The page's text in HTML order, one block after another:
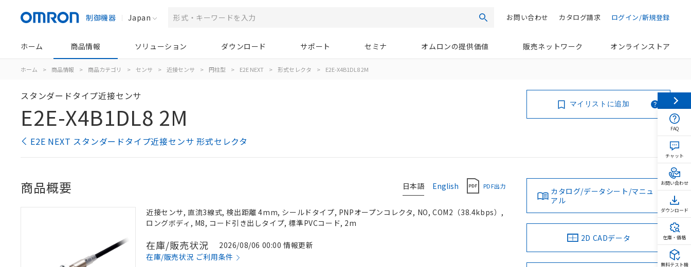
制御機器 Japan 検索 ログイン/新規登録
カタログ請求
お問い合わせ
ホーム 商品情報 ソリューション ダウンロード サポート セミナ オムロンの提供価値 販売ネットワーク オンラインストア
ホーム > 商品情報 > 商品カテゴリ > センサ > 近接センサ > 円柱型 > E2E NEXT > 形式セレクタ > E2E-X4B1DL8 2M
スタンダードタイプ近接センサ
E2E-X4B1DL8 2M
E2E NEXT スタンダードタイプ近接センサ 形式セレクタ
マイリストに追加
日本語 English PDF出力
商品概要
近接センサ, 直流3線式, 検出距離 4mm, シールドタイプ, PNPオープンコレクタ, NO, COM2（38.4kbps）,
ロングボディ, M8, コード引き出しタイプ, 標準PVCコード, 2m
在庫/販売状況
2026/08/06 00:00 情報更新
在庫/販売状況 ご利用条件
カタログ/データシート/マニュ
アル
2D CADデータ
FAQ
チャット
お問い合わせ
ダウンロード
在庫・価格
無料テスト機